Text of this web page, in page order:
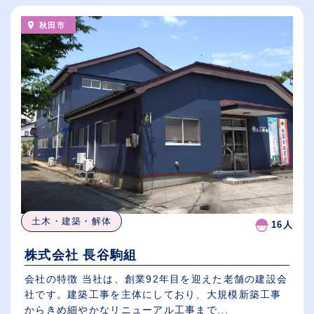
秋田市
土木・建築・解体 16人
株式会社 長谷駒組
会社の特徴 当社は、創業92年目を迎えた老舗の建設会
社です。建築工事を主体にしており、大規模新築工事
からきめ細やかなリニューアル工事まで...